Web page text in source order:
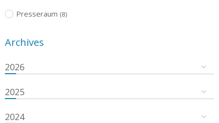
Presseraum (8)
Archives
2026
2025
2024